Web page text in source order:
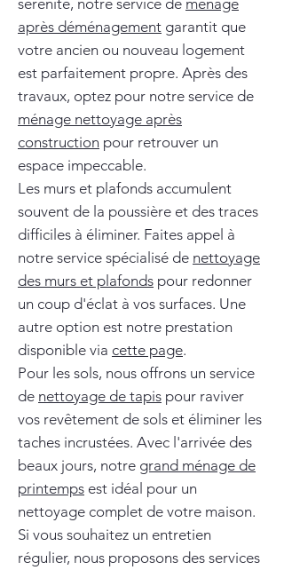
sérénité, notre service de ménage
après déménagement garantit que
votre ancien ou nouveau logement
est parfaitement propre. Après des
travaux, optez pour notre service de
ménage nettoyage après
construction pour retrouver un
espace impeccable.
Les murs et plafonds accumulent
souvent de la poussière et des traces
difficiles à éliminer. Faites appel à
notre service spécialisé de nettoyage
des murs et plafonds pour redonner
un coup d'éclat à vos surfaces. Une
autre option est notre prestation
disponible via cette page.
Pour les sols, nous offrons un service
de nettoyage de tapis pour raviver
vos revêtement de sols et éliminer les
taches incrustées. Avec l'arrivée des
beaux jours, notre grand ménage de
printemps est idéal pour un
nettoyage complet de votre maison.
Si vous souhaitez un entretien
régulier, nous proposons des services